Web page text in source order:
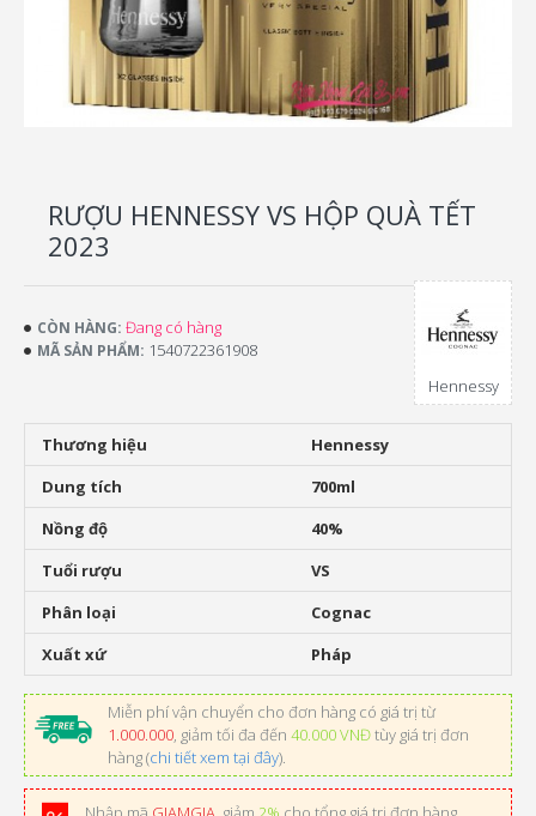
RƯỢU HENNESSY VS HỘP QUÀ TẾT
2023
Thương hiệu
Hennessy
Dung tích
700ml
Nồng độ
40%
Tuổi rượu
VS
Phân loại
Cognac
Xuất xứ
Pháp
Miễn phí vận chuyển cho đơn hàng có giá trị từ
1.000.000, giảm tối đa đến 40.000 VNĐtùy giá trị đơn
hàng (chi tiết xem tại đây).
CÒN HÀNG: Đang có hàng
MÃ SẢN PHẨM: 1540722361908
Hennessy